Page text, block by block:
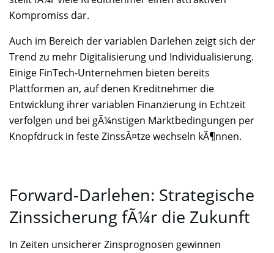
Kompromiss dar.
Auch im Bereich der variablen Darlehen zeigt sich der
Trend zu mehr Digitalisierung und Individualisierung.
Einige FinTech-Unternehmen bieten bereits
Plattformen an, auf denen Kreditnehmer die
Entwicklung ihrer variablen Finanzierung in Echtzeit
verfolgen und bei gÃ¼nstigen Marktbedingungen per
Knopfdruck in feste ZinssÃ¤tze wechseln kÃ¶nnen.
Forward-Darlehen: Strategische
Zinssicherung fÃ¼r die Zukunft
In Zeiten unsicherer Zinsprognosen gewinnen